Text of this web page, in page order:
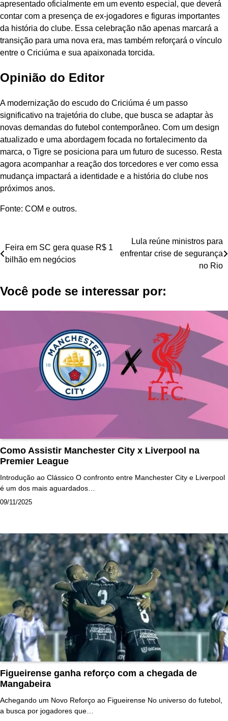
apresentado oficialmente em um evento especial, que deverá
contar com a presença de ex-jogadores e figuras importantes
da história do clube. Essa celebração não apenas marcará a
transição para uma nova era, mas também reforçará o vínculo
entre o Criciúma e sua apaixonada torcida.
Opinião do Editor
A modernização do escudo do Criciúma é um passo
significativo na trajetória do clube, que busca se adaptar às
novas demandas do futebol contemporâneo. Com um design
atualizado e uma abordagem focada no fortalecimento da
marca, o Tigre se posiciona para um futuro de sucesso. Resta
agora acompanhar a reação dos torcedores e ver como essa
mudança impactará a identidade e a história do clube nos
próximos anos.
Fonte: COM e outros.
Navegação
de
Feira em SC gera quase R$ 1
bilhão em negócios
Lula reúne ministros para
enfrentar crise de segurança
no Rio
Você pode se interessar por:
Como Assistir Manchester City x Liverpool na
Premier League
Introdução ao Clássico O confronto entre Manchester City e Liverpool
é um dos mais aguardados…
09/11/2025
Figueirense ganha reforço com a chegada de
Mangabeira
Achegando um Novo Reforço ao Figueirense No universo do futebol,
a busca por jogadores que…